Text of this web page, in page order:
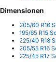
Dimensionen
205/60 R16
195/65 R15
225/40 R18
205/55 R16
225/45 R17